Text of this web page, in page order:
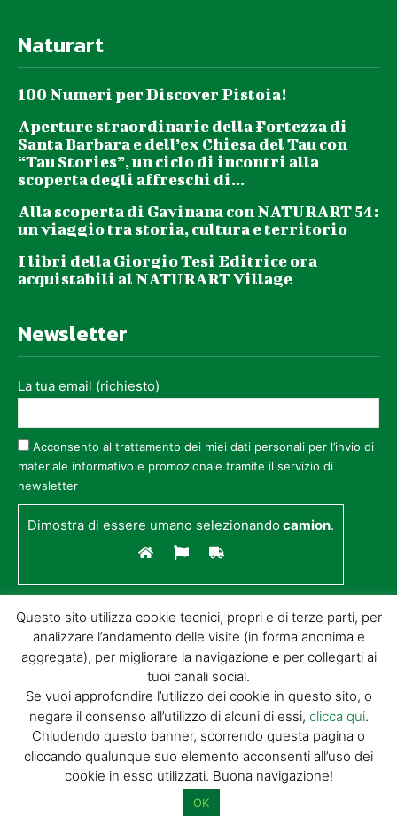
Naturart
100 Numeri per Discover Pistoia!
Aperture straordinarie della Fortezza di
Santa Barbara e dell’ex Chiesa del Tau con
“Tau Stories”, un ciclo di incontri alla
scoperta degli affreschi di...
Alla scoperta di Gavinana con NATURART 54:
un viaggio tra storia, cultura e territorio
I libri della Giorgio Tesi Editrice ora
acquistabili al NATURART Village
Newsletter
La tua email (richiesto)
Acconsento al trattamento dei miei dati personali per l’invio di
materiale informativo e promozionale tramite il servizio di
newsletter
Dimostra di essere umano selezionandocamion.
© GIORGIO TESI EDITRICE S.R.L. | P.IVA
01732650476 | VIA DI BADIA 14 – 51100 LOC.
BOTTEGONE (PISTOIA) |POWERED BY
ALLYMIND
Cookie Policy
Condizioni
di vendita|Site Map
Questo sito utilizza cookie tecnici, propri e di terze parti, per
analizzare l’andamento delle visite (in forma anonima e
aggregata), per migliorare la navigazione e per collegarti ai
tuoi canali social.
Se vuoi approfondire l’utilizzo dei cookie in questo sito, o
negare il consenso all’utilizzo di alcuni di essi, clicca qui.
Chiudendo questo banner, scorrendo questa pagina o
cliccando qualunque suo elemento acconsenti all’uso dei
cookie in esso utilizzati. Buona navigazione!
OK